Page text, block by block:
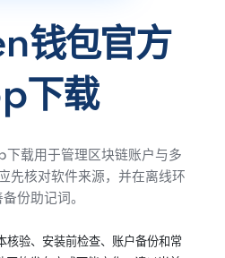
钱包官方
下载
载用于管理区块链账户与多
先核对软件来源，并在离线环
份助记词。
验、安装前检查、账户备份和常